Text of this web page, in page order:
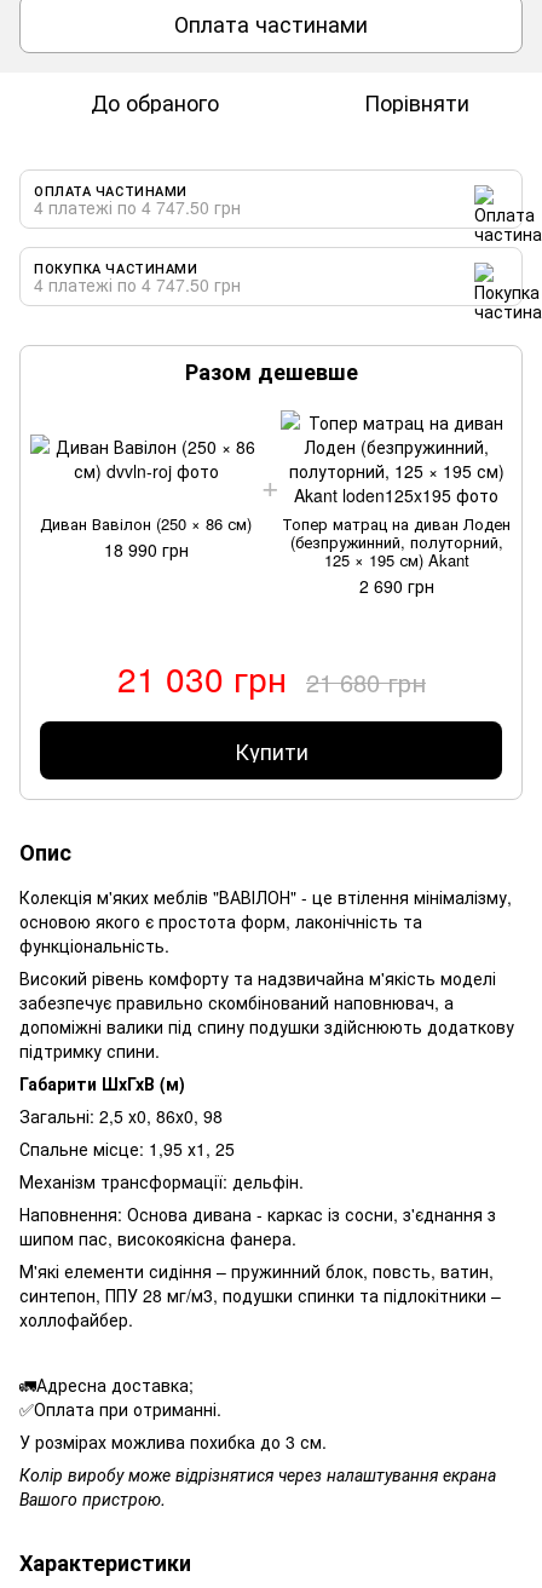
Оплата частинами
До обраного Порівняти
ОПЛАТА ЧАСТИНАМИ
4 платежі по 4 747.50 грн
ПОКУПКА ЧАСТИНАМИ
4 платежі по 4 747.50 грн
Разом дешевше
Диван Вавілон (250 × 86 см)
18 990 грн
Топер матрац на диван Лоден
(безпружинний, полуторний,
125 × 195 см) Akant
2 690 грн
21 030 грн 21 680 грн
Купити
Опис
Колекція м'яких меблів "ВАВІЛОН" - це втілення мінімалізму,
основою якого є простота форм, лаконічність та
функціональність.
Високий рівень комфорту та надзвичайна м'якість моделі
забезпечує правильно скомбінований наповнювач, а
допоміжні валики під спину подушки здійснюють додаткову
підтримку спини.
Габарити ШхГхВ (м)
Загальні: 2,5 х0, 86х0, 98
Спальне місце: 1,95 х1, 25
Механізм трансформації: дельфін.
Наповнення: Основа дивана - каркас із сосни, з'єднання з
шипом пас, високоякісна фанера.
М'які елементи сидіння – пружинний блок, повсть, ватин,
синтепон, ППУ 28 мг/м3, подушки спинки та підлокітники –
холлофайбер.
🚛Адресна доставка;
✅Оплата при отриманні.
У розмірах можлива похибка до 3 см.
Колір виробу може відрізнятися через налаштування екрана
Вашого пристрою.
Характеристики